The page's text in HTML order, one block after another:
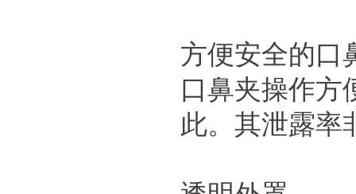
方便安全的口
口鼻夹操作方
此。其泄露率